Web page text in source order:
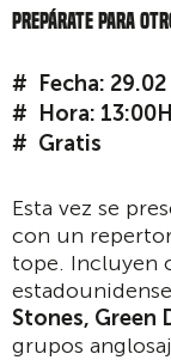
Prepárate para
Fecha: 29.02
Hora: 13:00H
Gratis
Esta vez se
con un
tope. Incluyen
Stones, Green
grupos